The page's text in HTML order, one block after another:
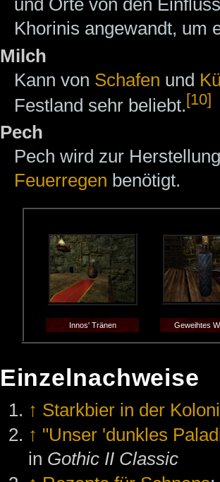
und Orte von den
Khorinis angewandt, um
Milch
Kann von Schafen und
Festland sehr beliebt.[10]
Pech
Pech wird zur
Feuerregen benötigt.
Innos' Tränen Geweihtes
Einzelnachweise
↑ Starkbier in der
↑ "Unser 'dunkles
in Gothic II Classic